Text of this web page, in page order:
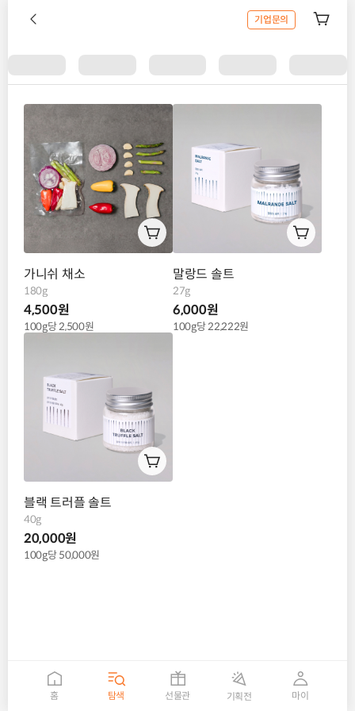
기업문의
가니쉬 채소
180g
4,500원
100g당 2,500원
말랑드 솔트
27g
6,000원
100g당 22,222원
블랙 트러플 솔트
40g
20,000원
100g당 50,000원
홈 탐색 선물관 기획전 마이